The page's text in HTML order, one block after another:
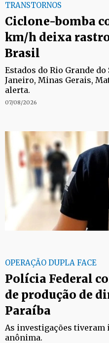
TRANSTORNOS
Ciclone-bomba
km/h deixa
Brasil
Estados do Rio Grande do
Janeiro, Minas Gerais,
alerta.
07/08/2026
OPERAÇÃO DUPLA FACE
Polícia Federal
de produção de
Paraíba
As investigações
anônima.